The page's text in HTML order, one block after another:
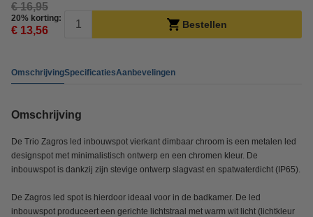
€ 16,95
20% korting:
€ 13,56 Bestellen
OmschrijvingSpecificatiesAanbevelingen
Omschrijving
De Trio Zagros led inbouwspot vierkant dimbaar chroom is een metalen led
designspot met minimalistisch ontwerp en een chromen kleur. De
inbouwspot is dankzij zijn stevige ontwerp slagvast en spatwaterdicht (IP65).
De Zagros led spot is hierdoor ideaal voor in de badkamer. De led
inbouwspot produceert een gerichte lichtstraal met warm wit licht (lichtkleur